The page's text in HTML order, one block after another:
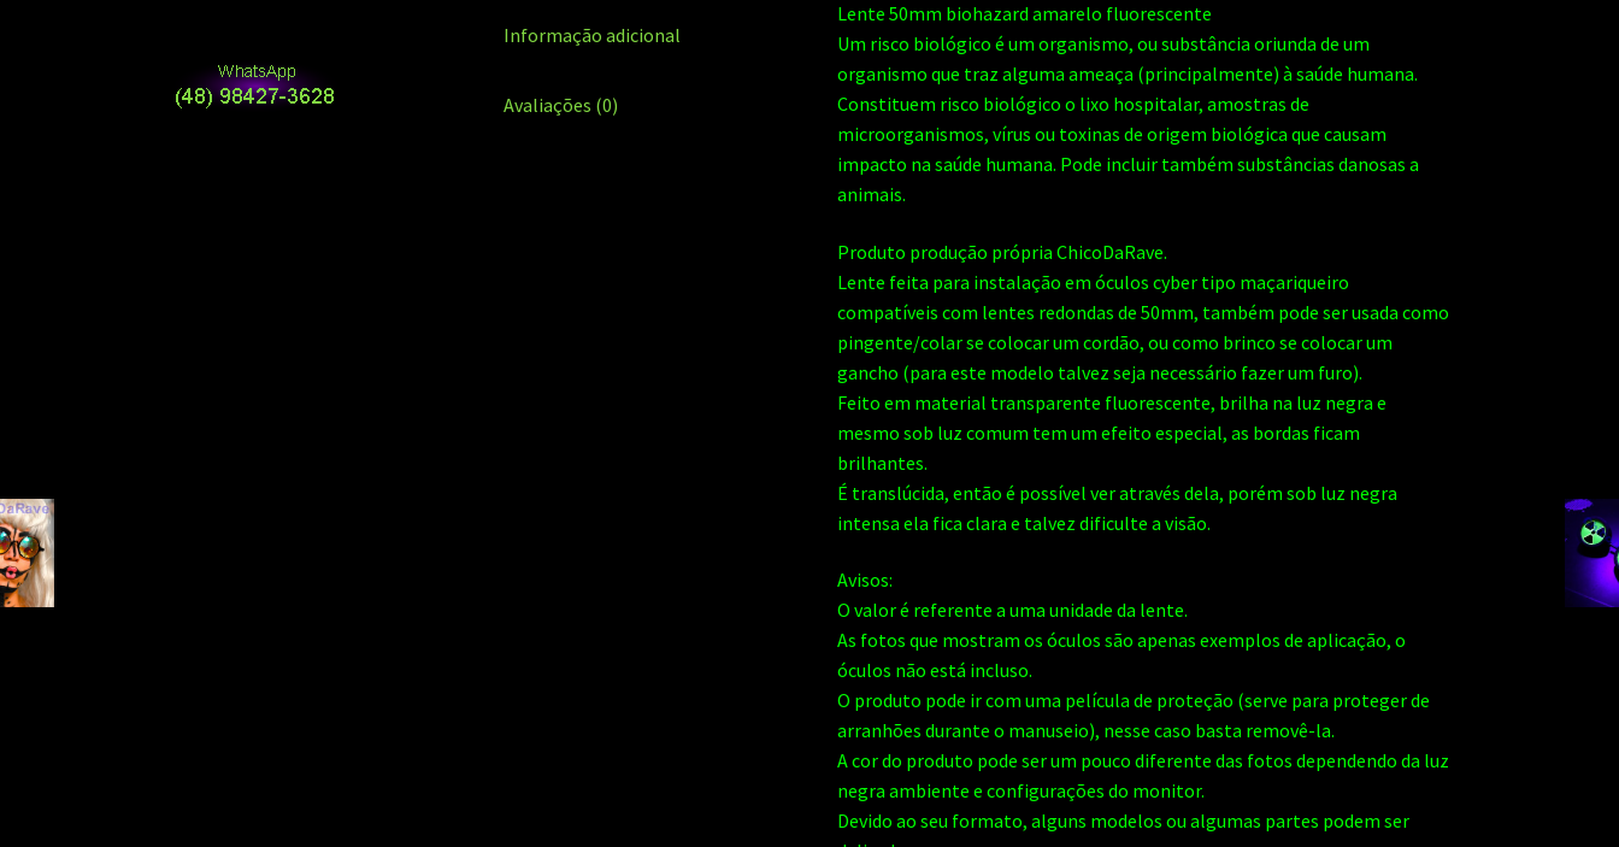
Informação adicional
Avaliações (0)
Lente 50mm biohazard amarelo fluorescente
Um risco biológico é um organismo, ou substância oriunda de um
organismo que traz alguma ameaça (principalmente) à saúde humana.
Constituem risco biológico o lixo hospitalar, amostras de
microorganismos, vírus ou toxinas de origem biológica que causam
impacto na saúde humana. Pode incluir também substâncias danosas a
animais.
Produto produção própria ChicoDaRave.
Lente feita para instalação em óculos cyber tipo maçariqueiro
compatíveis com lentes redondas de 50mm, também pode ser usada como
pingente/colar se colocar um cordão, ou como brinco se colocar um
gancho (para este modelo talvez seja necessário fazer um furo).
Feito em material transparente fluorescente, brilha na luz negra e
mesmo sob luz comum tem um efeito especial, as bordas ficam
brilhantes.
É translúcida, então é possível ver através dela, porém sob luz negra
intensa ela fica clara e talvez dificulte a visão.
Avisos:
O valor é referente a uma unidade da lente.
As fotos que mostram os óculos são apenas exemplos de aplicação, o
óculos não está incluso.
O produto pode ir com uma película de proteção (serve para proteger de
arranhões durante o manuseio), nesse caso basta removê-la.
A cor do produto pode ser um pouco diferente das fotos dependendo da luz
negra ambiente e configurações do monitor.
Devido ao seu formato, alguns modelos ou algumas partes podem ser